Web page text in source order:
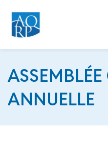
ANNUELLE